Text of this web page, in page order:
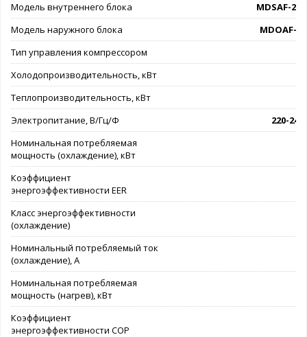
Модель внутреннего блока
MDSAF-
Модель наружного блока
MDOAF-
Тип управления компрессором
Холодопроизводительность, кВт
Теплопроизводительность, кВт
Электропитание, В/Гц/Ф
220-
Номинальная потребляемая
мощность (охлаждение), кВт
Коэффициент
энергоэффективности EER
Класс энергоэффективности
(охлаждение)
Номинальный потребляемый ток
(охлаждение), А
Номинальная потребляемая
мощность (нагрев), кВт
Коэффициент
энергоэффективности COP